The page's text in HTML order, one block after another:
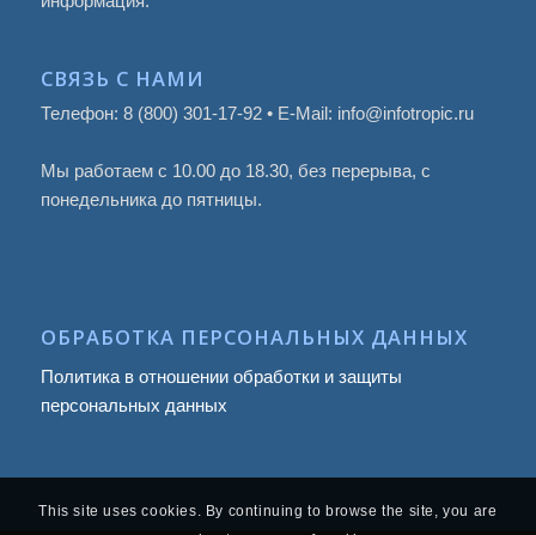
СВЯЗЬ С НАМИ
Телефон: 8 (800) 301-17-92 • E-Mail: info@infotropic.ru
Мы работаем с 10.00 до 18.30, без перерыва, с
понедельника до пятницы.
ОБРАБОТКА ПЕРСОНАЛЬНЫХ ДАННЫХ
Политика в отношении обработки и защиты
персональных данных
This site uses cookies. By continuing to browse the site, you are